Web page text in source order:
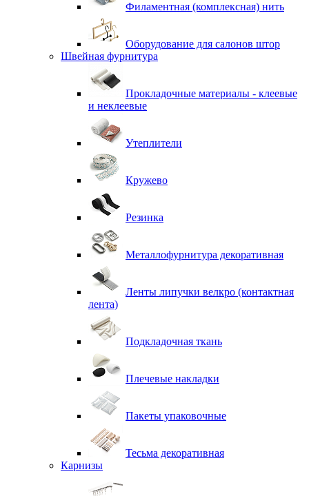
Филаментная (комплексная) нить
Оборудование для салонов штор
Швейная фурнитура
Прокладочные материалы - клеевые
и неклеевые
Утеплители
Кружево
Резинка
Металлофурнитура декоративная
Ленты липучки велкро (контактная
лента)
Подкладочная ткань
Плечевые накладки
Пакеты упаковочные
Тесьма декоративная
Карнизы